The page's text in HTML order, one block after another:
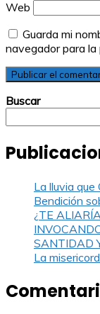
Web
Guarda mi
navegador para
Buscar
La lluvia que
Bendición
¿TE
SANTIDAD
La